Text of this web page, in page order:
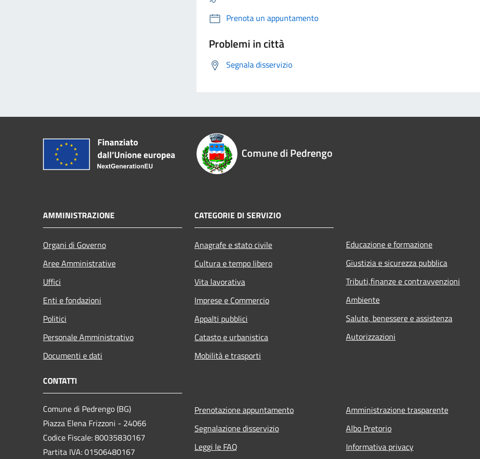
Prenota un appuntamento
Problemi in città
Segnala disservizio
Comune di Pedrengo
AMMINISTRAZIONE
Organi di Governo
Aree Amministrative
Uffici
Enti e fondazioni
Politici
Personale Amministrativo
Documenti e dati
CATEGORIE DI SERVIZIO
Anagrafe e stato civile
Cultura e tempo libero
Vita lavorativa
Imprese e Commercio
Appalti pubblici
Catasto e urbanistica
Mobilità e trasporti
Educazione e formazione
Giustizia e sicurezza pubblica
Tributi,finanze e contravvenzioni
Ambiente
Salute, benessere e assistenza
Autorizzazioni
CONTATTI
Comune di Pedrengo (BG)
Piazza Elena Frizzoni - 24066
Codice Fiscale: 80035830167
Partita IVA: 01506480167
Prenotazione appuntamento
Segnalazione disservizio
Leggi le FAQ
Amministrazione trasparente
Albo Pretorio
Informativa privacy